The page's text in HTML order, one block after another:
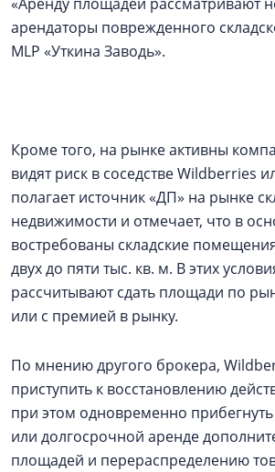
арендаторы поврежденного
MLP «Уткина Заводь».
Кроме того, на рынке активны
видят риск в соседстве Wildberries
полагает источник «ДП» на рынке
недвижимости и отмечает, что в
востребованы складские
двух до пяти тыс. кв. м. В этих
рассчитывают сдать площади по
или с премией в рынку.
По мнению другого брокера,
приступить к восстановлению
при этом одновременно
или долгосрочной аренде
площадей и перераспределению